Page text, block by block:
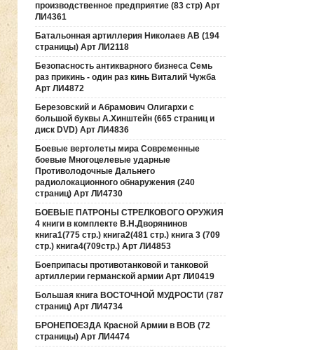
производственное предприятие (83 стр) Арт
ЛИ4361
Батальонная артиллерия Николаев АВ (194
страницы) Арт ЛИ2118
Безопасность антикварного бизнеса Семь
раз прикинь - один раз кинь Виталий Чужба
Арт ЛИ4872
Березовский и Абрамович Олигархи с
большой буквы А.Хинштейн (665 страниц и
диск DVD) Арт ЛИ4836
Боевые вертолеты мира Современные
боевые Многоцелевые ударные
Противолодочные Дальнего
радиолокационного обнаружения (240
страниц) Арт ЛИ4730
БОЕВЫЕ ПАТРОНЫ СТРЕЛКОВОГО ОРУЖИЯ
4 книги в комплекте В.Н.Дворянинов
книга1(775 стр.) книга2(481 стр.) книга 3 (709
стр.) книга4(709стр.) Арт ЛИ4853
Боеприпасы противотанковой и танковой
артиллерии германской армии Арт ЛИ0419
Большая книга ВОСТОЧНОЙ МУДРОСТИ (787
страниц) Арт ЛИ4734
БРОНЕПОЕЗДА Красной Армии в ВОВ (72
страницы) Арт ЛИ4474